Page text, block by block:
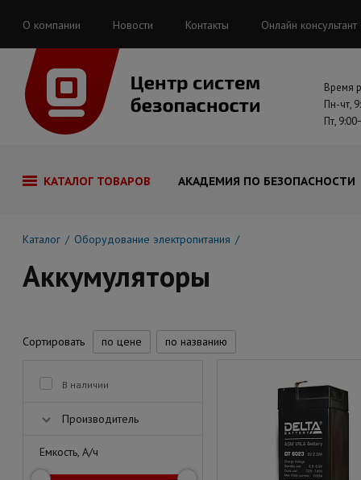
О компании Новости Контакты Онлайн консультант
Время
Пн-чт,
Пт,
КАТАЛОГ ТОВАРОВ АКАДЕМИЯ ПО БЕЗОПАСНОСТИ
Каталог Оборудование электропитания
Аккумуляторы
Сортировать по цене по названию
В наличии
Производитель
Емкость, А/ч